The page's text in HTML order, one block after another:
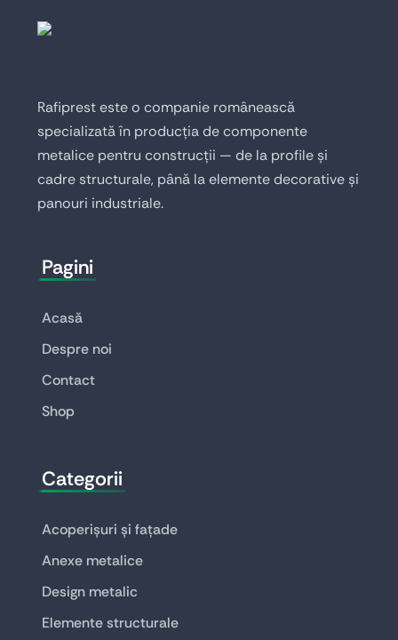
Rafiprest este o companie românească
specializată în producția de componente
metalice pentru construcții — de la profile și
cadre structurale, până la elemente decorative și
panouri industriale.
Pagini
Acasă
Despre noi
Contact
Shop
Categorii
Acoperișuri și fațade
Anexe metalice
Design metalic
Elemente structurale